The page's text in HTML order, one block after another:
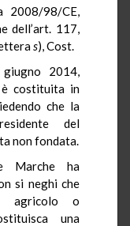
2008/98/CE,
dell’art. 117,
s), Cost.
2014,
costituita in
che la
del
non fondata.
Marche ha
si neghi che
agricolo o
una